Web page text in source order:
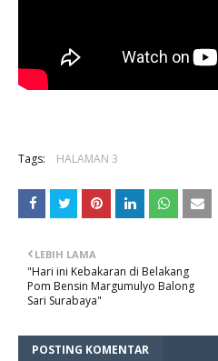
Tags: HALAMAN 3
LEBIH LAMA
"Hari ini Kebakaran di Belakang
Pom Bensin Margumulyo Balong
Sari Surabaya"
POSTING KOMENTAR